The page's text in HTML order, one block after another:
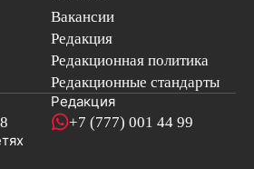
Вакансии
Редакция
Редакционная политика
Редакционные стандарты
Редакция
+7 (777) 001 44 99